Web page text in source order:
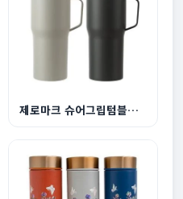
제로마크 슈어그립텀블러 600ml